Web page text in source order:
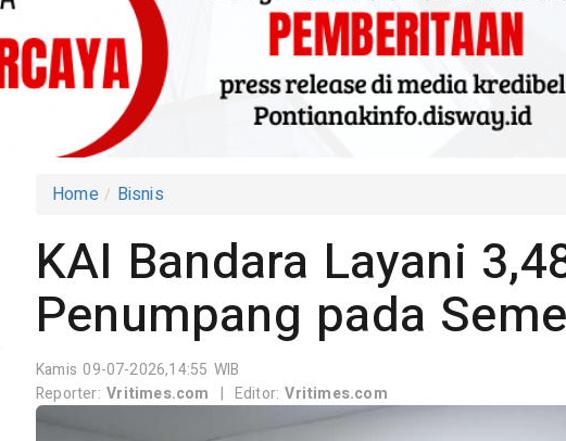
Home Bisnis
KAI Bandara Layani
Penumpang pada
Kamis 09-07-2026,14:55 WIB
Reporter:Vritimes.com | Editor:Vritimes.com